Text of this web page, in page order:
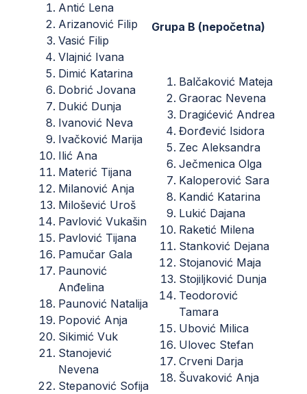
Antić Lena
Arizanović Filip
Vasić Filip
Vlajnić Ivana
Dimić Katarina
Dobrić Jovana
Dukić Dunja
Ivanović Neva
Ivačković Marija
Ilić Ana
Materić Tijana
Milanović Anja
Milošević Uroš
Pavlović Vukašin
Pavlović Tijana
Pamučar Gala
Paunović
Anđelina
Paunović Natalija
Popović Anja
Sikimić Vuk
Stanojević
Nevena
Stepanović Sofija
Grupa B (nepočetna)
Balčaković Mateja
Graorac Nevena
Dragićević Andrea
Đorđević Isidora
Zec Aleksandra
Ječmenica Olga
Kaloperović Sara
Kandić Katarina
Lukić Dajana
Raketić Milena
Stanković Dejana
Stojanović Maja
Stojiljković Dunja
Teodorović
Tamara
Ubović Milica
Ulovec Stefan
Crveni Darja
Šuvaković Anja